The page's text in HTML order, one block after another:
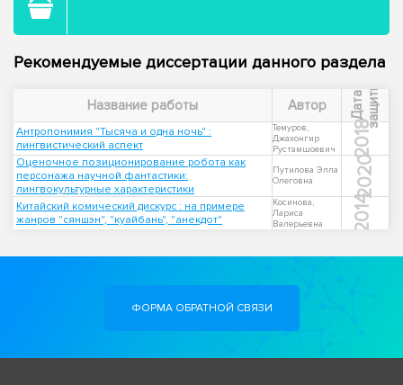
Рекомендуемые диссертации данного раздела
Название работы Автор Д
а
т
а
з
а
щ
и
т ы
Антропонимия "Тысяча и одна ночь" :
лингвистический аспект
Темуров,
Джахонгир
Рустамшоевич
2018
Оценочное позиционирование робота как
персонажа научной фантастики:
лингвокультурные характеристики
Путилова Элла
Олеговна
2020
Китайский комический дискурс : на примере
жанров "сяншэн", "куайбань", "анекдот"
Косинова,
Лариса
Валерьевна
2014
ФОРМА ОБРАТНОЙ СВЯЗИ